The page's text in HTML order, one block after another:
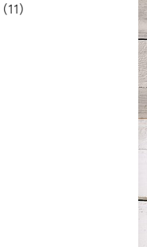
(11)